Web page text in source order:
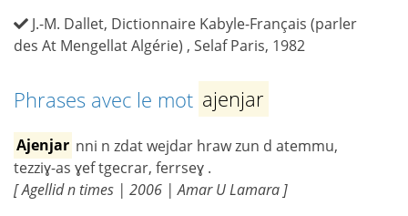
J.-M. Dallet, Dictionnaire Kabyle-Français (parler
des At Mengellat Algérie) , Selaf Paris, 1982
Phrases avec le mot ajenjar
Ajenjar nni n zdat wejdar hraw zun d atemmu,
tezziɣ-as ɣef tgecrar, ferrseɣ .
[ Agellid n times | 2006 | Amar U Lamara ]